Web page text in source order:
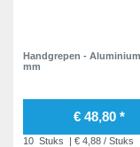
Handgrepen -
mm
€ 48,80 *
10 Stuks | € 4,88 / Stuks